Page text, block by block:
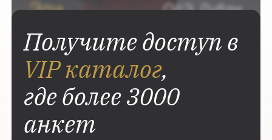
Получите доступ в
VIP каталог,
где более 3000
анкет